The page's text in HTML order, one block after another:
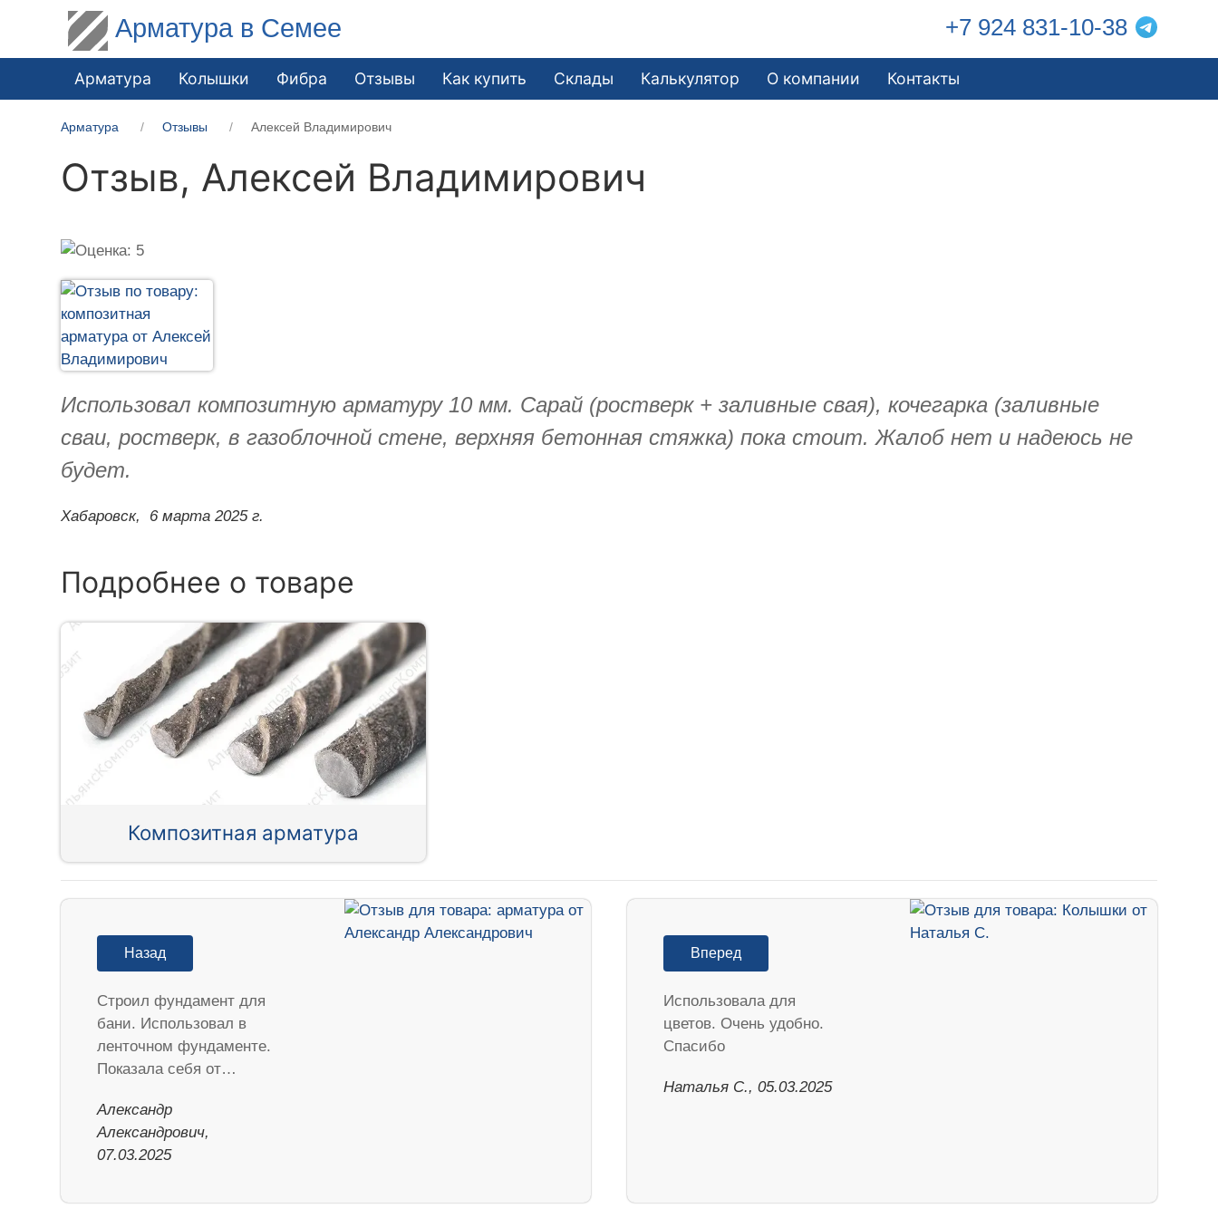
Арматура в Семее +7 924 831-10-38
Арматура Колышки Фибра Отзывы Как купить Склады Калькулятор О компании Контакты
Арматура Отзывы Алексей Владимирович
Отзыв, Алексей Владимирович
Использовал композитную арматуру 10 мм. Сарай (ростверк + заливные свая), кочегарка (заливные
сваи, ростверк, в газоблочной стене, верхняя бетонная стяжка) пока стоит. Жалоб нет и надеюсь не
будет.
Хабаровск, 6 марта 2025 г.
Подробнее о товаре
Композитная арматура
Назад
Строил фундамент для
бани. Использовал в
ленточном фундаменте.
Показала себя от…
Александр
Александрович,
07.03.2025
Вперед
Использовала для
цветов. Очень удобно.
Спасибо
Наталья С., 05.03.2025